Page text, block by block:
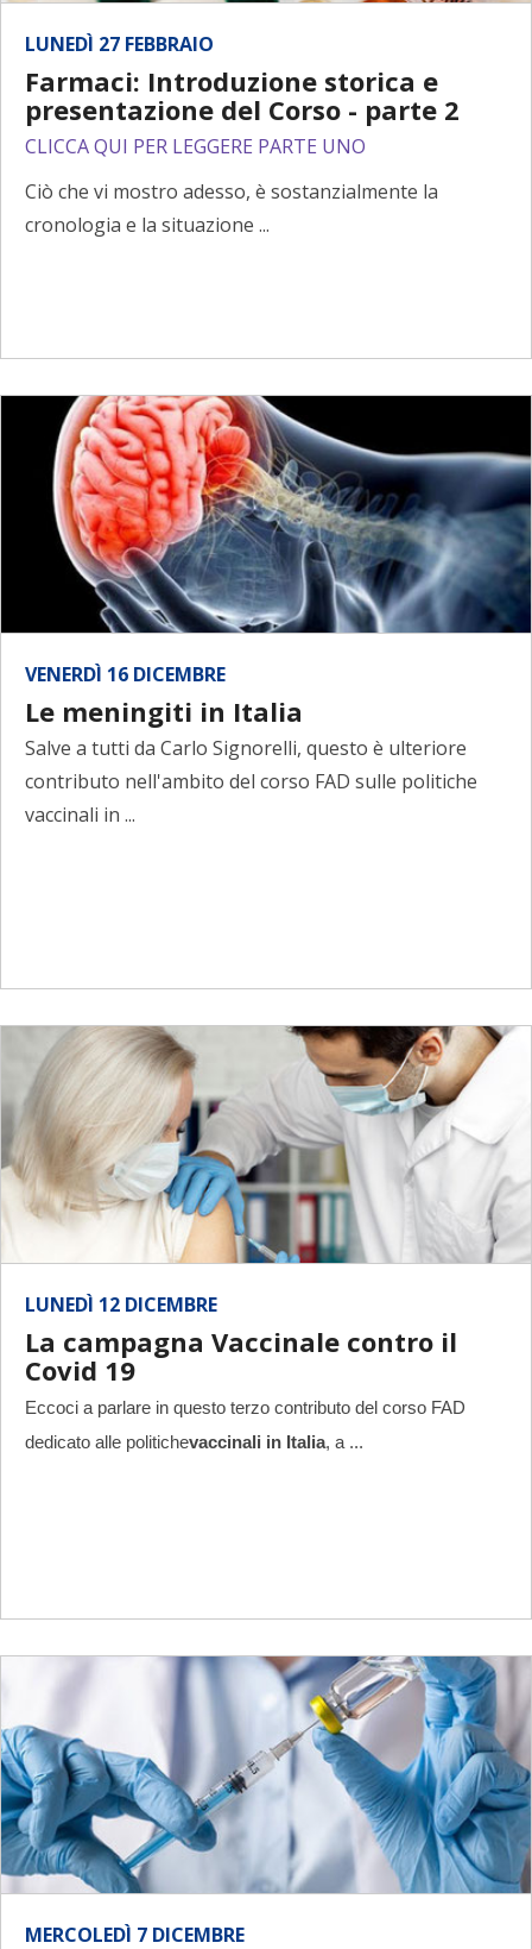
LUNEDÌ 27 FEBBRAIO
Farmaci: Introduzione storica e
presentazione del Corso - parte 2
CLICCA QUI PER LEGGERE PARTE UNO
Ciò che vi mostro adesso, è sostanzialmente la
cronologia e la situazione ...
VENERDÌ 16 DICEMBRE
Le meningiti in Italia
Salve a tutti da Carlo Signorelli, questo è ulteriore
contributo nell'ambito del corso FAD sulle politiche
vaccinali in ...
LUNEDÌ 12 DICEMBRE
La campagna Vaccinale contro il
Covid 19
Eccoci a parlare in questo terzo contributo del corso FAD
dedicato alle politichevaccinali in Italia, a ...
MERCOLEDÌ 7 DICEMBRE